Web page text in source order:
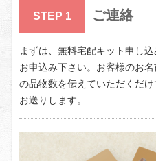
STEP 1 ご連絡
まずは、無料宅配キット申し
お申込み下さい。お客様のお
の品物数を伝えていただくだ
お送りします。